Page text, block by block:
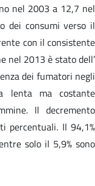
nel 2003 a 12,7 nel
dei consumi verso il
con il consistente
nel 2013 è stato dell’
dei fumatori negli
lenta ma costante
Il decremento
percentuali. Il 94,1%
solo il 5,9% sono